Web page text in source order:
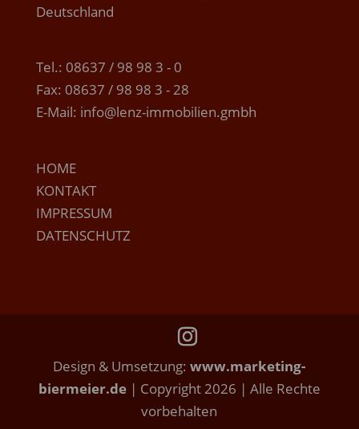
Deutschland
Tel.: 08637 / 98 98 3 - 0
Fax: 08637 / 98 98 3 - 28
E-Mail: info@lenz-immobilien.gmbh
HOME
KONTAKT
IMPRESSUM
DATENSCHUTZ
Design & Umsetzung:www.marketing-
biermeier.de| Copyright 2026 | Alle Rechte
vorbehalten